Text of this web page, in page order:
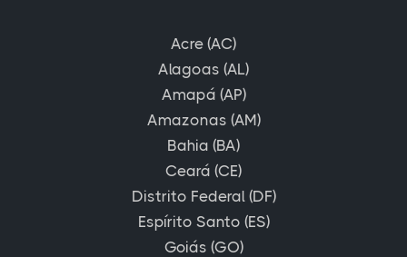
Acre (AC)
Alagoas (AL)
Amapá (AP)
Amazonas (AM)
Bahia (BA)
Ceará (CE)
Distrito Federal (DF)
Espírito Santo (ES)
Goiás (GO)